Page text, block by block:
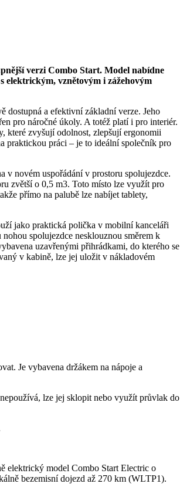
elektrickým, vznětovým i zážehovým
a efektivní základní verze. Jeho
pro náročné úkoly. A totéž platí i pro interiér.
které zvyšují odolnost, zlepšují ergonomii
praktickou práci – je to ideální společník pro
v novém uspořádání v prostoru spolujezdce.
zvětší o 0,5 m3. Toto místo lze využít pro
přímo na palubě lze nabíjet tablety,
jako praktická polička v mobilní kanceláři
spolujezdce nesklouznou směrem k
uzavřenými přihrádkami, do kterého se
v kabině, lze jej uložit v nákladovém
Je vybavena držákem na nápoje a
lze jej sklopit nebo využít průvlak do
elektrický model Combo Start Electric o
bezemisní dojezd až 270 km (WLTP1).